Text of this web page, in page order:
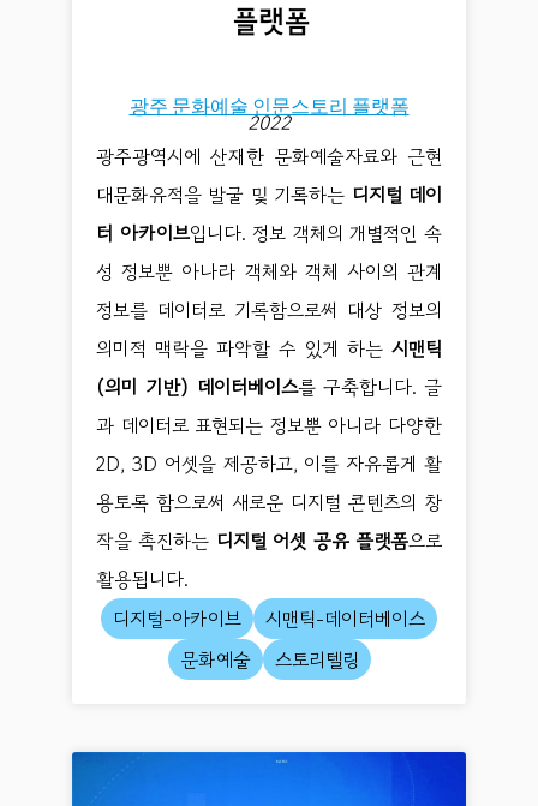
광주 문화예술 인문스토리 플랫폼
2022
광주광역시에 산재한 문화예술자료와 근현
대문화유적을 발굴 및 기록하는 디지털 데이
터 아카이브입니다. 정보 객체의 개별적인 속
성 정보뿐 아나라 객체와 객체 사이의 관계
정보를 데이터로 기록함으로써 대상 정보의
의미적 맥락을 파악할 수 있게 하는 시맨틱
(의미 기반) 데이터베이스를 구축합니다. 글
과 데이터로 표현되는 정보뿐 아니라 다양한
2D, 3D 어셋을 제공하고, 이를 자유롭게 활
용토록 함으로써 새로운 디지털 콘텐츠의 창
작을 촉진하는 디지털 어셋 공유 플랫폼으로
활용됩니다.
디지털-아카이브
시맨틱-데이터베이스
문화예술
스토리텔링